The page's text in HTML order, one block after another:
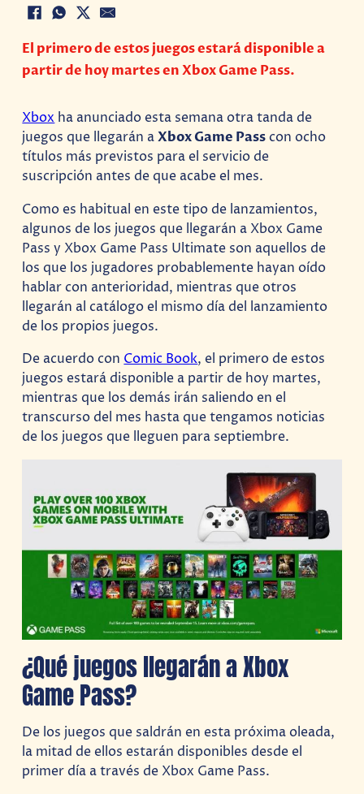
El primero de estos juegos estará disponible a
partir de hoy martes en Xbox Game Pass.
Xboxha anunciado esta semana otra tanda de
juegos que llegarán aXbox Game Passcon ocho
títulos más previstos para el servicio de
suscripción antes de que acabe el mes.
Como es habitual en este tipo de lanzamientos,
algunos de los juegos que llegarán a Xbox Game
Pass y Xbox Game Pass Ultimate son aquellos de
los que los jugadores probablemente hayan oído
hablar con anterioridad, mientras que otros
llegarán al catálogo el mismo día del lanzamiento
de los propios juegos.
De acuerdo con Comic Book, el primero de estos
juegos estará disponible a partir de hoy martes,
mientras que los demás irán saliendo en el
transcurso del mes hasta que tengamos noticias
de los juegos que lleguen para septiembre.
¿Qué juegos llegarán a Xbox
Game Pass?
De los juegos que saldrán en esta próxima oleada,
la mitad de ellos estarán disponibles desde el
primer día a través de Xbox Game Pass.